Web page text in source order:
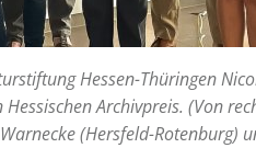
Hessen-Thüringen
Archivpreis. (Von
(Hersfeld-Rotenburg)